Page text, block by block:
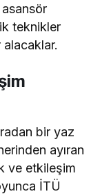
teknikler
bir yaz
ayıran
ve etkileşim
İTÜ